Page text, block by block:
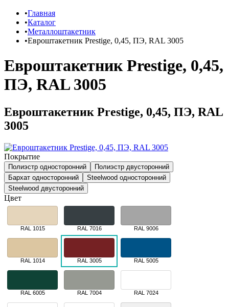
Главная
Каталог
Металлоштакетник
Евроштакетник Prestige, 0,45, ПЭ, RAL 3005
Евроштакетник Prestige, 0,45,
ПЭ, RAL 3005
Евроштакетник Prestige, 0,45, ПЭ, RAL
3005
Покрытие
Полиэстр односторонний
Полиэстр двусторонний
Бархат односторонний
Steelwood односторонний
Steelwood двусторонний
Цвет
RAL 1015 RAL 7016 RAL 9006
RAL 1014 RAL 3005 RAL 5005
RAL 6005 RAL 7004 RAL 7024